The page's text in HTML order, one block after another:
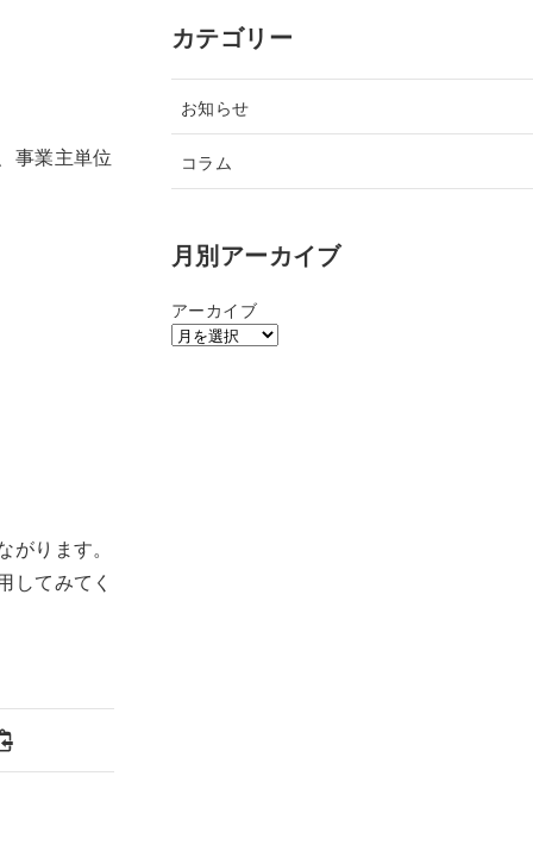
事業主単位
ります。
してみてく
カテゴリー
お知らせ
コラム
月別アーカイブ
アーカイブ